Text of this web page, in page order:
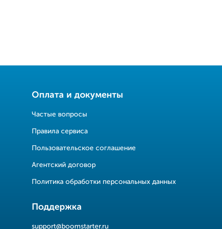
Оплата и документы
Частые вопросы
Правила сервиса
Пользовательское соглашение
Агентский договор
Политика обработки персональных данных
Поддержка
support@boomstarter.ru